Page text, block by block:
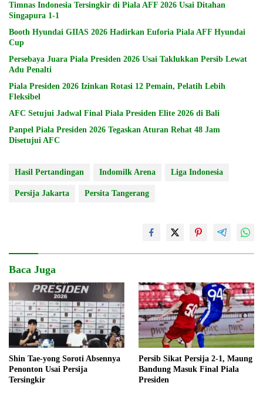
Timnas Indonesia Tersingkir di Piala AFF 2026 Usai Ditahan
Singapura 1-1
Booth Hyundai GIIAS 2026 Hadirkan Euforia Piala AFF Hyundai
Cup
Persebaya Juara Piala Presiden 2026 Usai Taklukkan Persib Lewat
Adu Penalti
Piala Presiden 2026 Izinkan Rotasi 12 Pemain, Pelatih Lebih
Fleksibel
AFC Setujui Jadwal Final Piala Presiden Elite 2026 di Bali
Panpel Piala Presiden 2026 Tegaskan Aturan Rehat 48 Jam
Disetujui AFC
Hasil Pertandingan Indomilk Arena Liga Indonesia
Persija Jakarta Persita Tangerang
Baca Juga
Shin Tae-yong Soroti Absennya
Penonton Usai Persija
Tersingkir
Persib Sikat Persija 2-1, Maung
Bandung Masuk Final Piala
Presiden